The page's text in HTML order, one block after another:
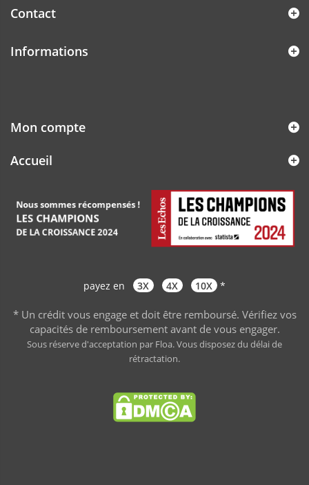
Contact
Informations
Mon compte
Accueil
payez en 3X 4X 10X *
* Un crédit vous engage et doit être remboursé. Vérifiez vos
capacités de remboursement avant de vous engager.
Sous réserve d'acceptation par Floa. Vous disposez du délai de
rétractation.